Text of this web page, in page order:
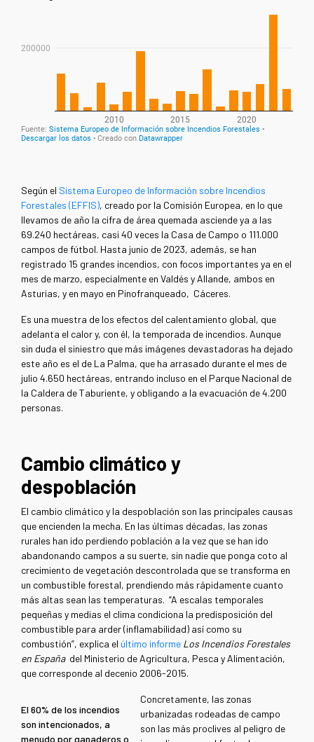
Según el Sistema Europeo de Información sobre Incendios
Forestales (EFFIS), creado por la Comisión Europea, en lo que
llevamos de año la cifra de área quemada asciende ya a las
69.240 hectáreas, casi 40 veces la Casa de Campo o 111.000
campos de fútbol. Hasta junio de 2023, además, se han
registrado 15 grandes incendios, con focos importantes ya en el
mes de marzo, especialmente en Valdés y Allande, ambos en
Asturias, y en mayo en Pinofranqueado, Cáceres.
Es una muestra de los efectos del calentamiento global, que
adelanta el calor y, con él, la temporada de incendios. Aunque
sin duda el siniestro que más imágenes devastadoras ha dejado
este año es el de La Palma, que ha arrasado durante el mes de
julio 4.650 hectáreas, entrando incluso en el Parque Nacional de
la Caldera de Taburiente, y obligando a la evacuación de 4.200
personas.
Cambio climático y
despoblación
El cambio climático y la despoblación son las principales causas
que encienden la mecha. En las últimas décadas, las zonas
rurales han ido perdiendo población a la vez que se han ido
abandonando campos a su suerte, sin nadie que ponga coto al
crecimiento de vegetación descontrolada que se transforma en
un combustible forestal, prendiendo más rápidamente cuanto
más altas sean las temperaturas. “A escalas temporales
pequeñas y medias el clima condiciona la predisposición del
combustible para arder (inflamabilidad) así como su
combustión”, explica el último informe Los Incendios Forestales
en Españadel Ministerio de Agricultura, Pesca y Alimentación,
que corresponde al decenio 2006-2015.
El 60% de los incendios
son intencionados, a
menudo por ganaderos o
Concretamente, las zonas
urbanizadas rodeadas de campo
son las más proclives al peligro de